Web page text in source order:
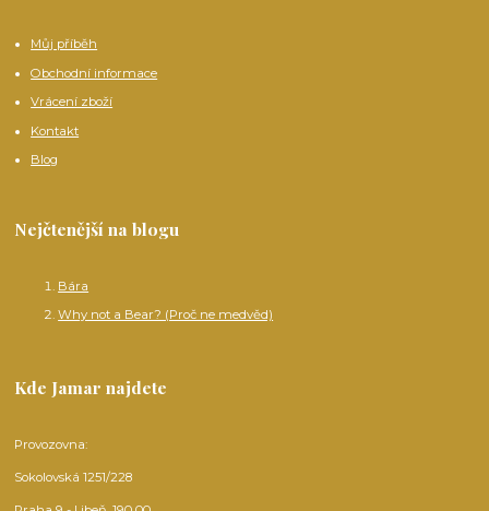
Můj příběh
Obchodní informace
Vrácení zboží
Kontakt
Blog
Nejčtenější na blogu
Bára
Why not a Bear? (Proč ne medvěd)
Kde Jamar najdete
Provozovna:
Sokolovská 1251/228